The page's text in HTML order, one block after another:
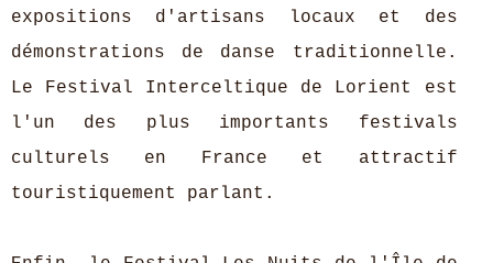
expositions d'artisans locaux et des
démonstrations de danse traditionnelle.
Le Festival Interceltique de Lorient est
l'un des plus importants festivals
culturels en France et attractif
touristiquement parlant.